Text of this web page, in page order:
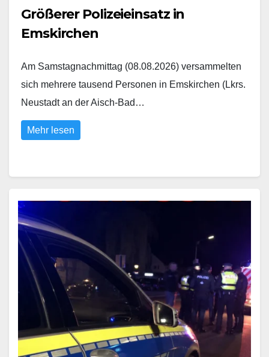
Größerer Polizeieinsatz in
Emskirchen
Am Samstagnachmittag (08.08.2026) versammelten
sich mehrere tausend Personen in Emskirchen (Lkrs.
Neustadt an der Aisch-Bad…
Mehr lesen